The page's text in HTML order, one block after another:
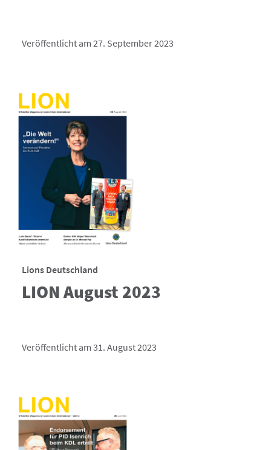
Veröffentlicht am 27. September 2023
Lions Deutschland
LION August 2023
Veröffentlicht am 31. August 2023